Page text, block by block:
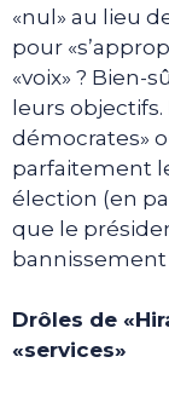
«nul» au lieu
pour
«voix» ? Bien-
leurs objectifs.
démocrates»
parfaitement
élection (en
que le
bannissement
Drôles de
«services»